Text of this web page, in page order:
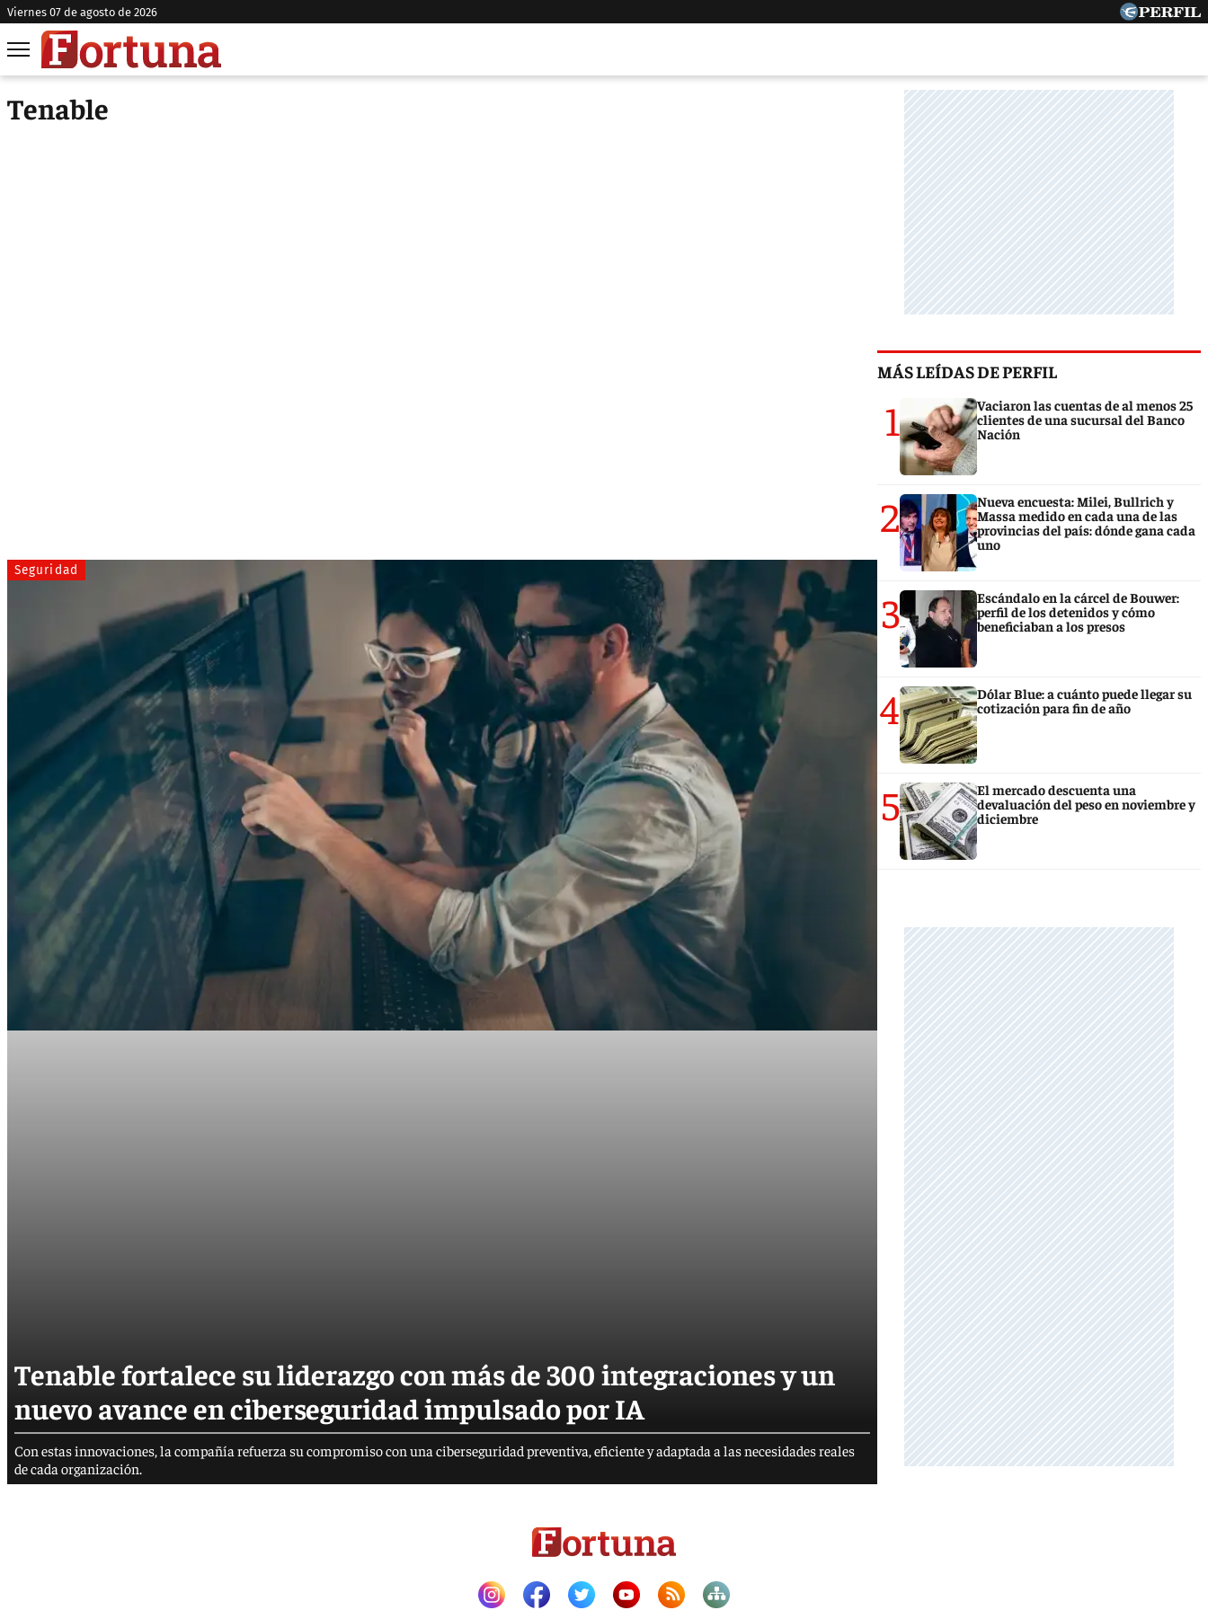
viernes 07 de agosto de 2026
Tenable
Seguridad
Tenable fortalece su liderazgo con más de 300 integraciones y un
nuevo avance en ciberseguridad impulsado por IA
Con estas innovaciones, la compañía refuerza su compromiso con una ciberseguridad preventiva, eficiente y adaptada a las necesidades reales
de cada organización.
MÁS LEÍDAS DE PERFIL
1
Vaciaron las cuentas de al menos 25
clientes de una sucursal del Banco
Nación
2
Nueva encuesta: Milei, Bullrich y
Massa medido en cada una de las
provincias del país: dónde gana cada
uno
3
Escándalo en la cárcel de Bouwer:
perfil de los detenidos y cómo
beneficiaban a los presos
4
Dólar Blue: a cuánto puede llegar su
cotización para fin de año
5
El mercado descuenta una
devaluación del peso en noviembre y
diciembre